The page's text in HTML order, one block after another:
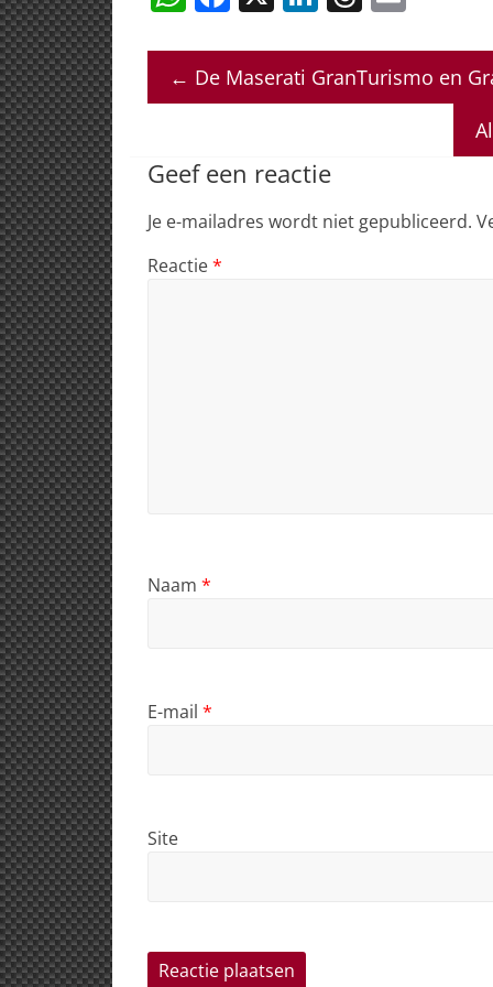
at
s
p
c
e
o
o
k
k
e
n
re
a
ai
l
← De Maserati GranTurismo en
Geef een reactie
Je e-mailadres wordt niet gepubliceerd.
Reactie*
Naam *
E-mail *
Site